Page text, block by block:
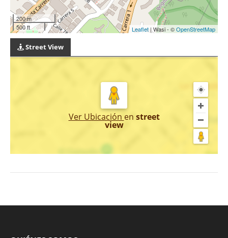
200 m
500 ft
Leaflet | Wasi - ©OpenStreetMap
Street View
Ver Ubicación en street
view